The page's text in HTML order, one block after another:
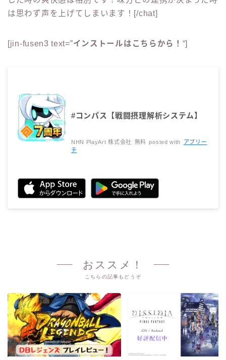
は思わず声を上げてしまいます！[/chat]
[jin-fusen3 text=”インストールはこちらから！ “]
#コンパス【戦闘摂理解析システム】
NHN PlayArt 株式会社 無料 posted with
アプリー
チ
おススメ！
こちらの記事もどうぞ